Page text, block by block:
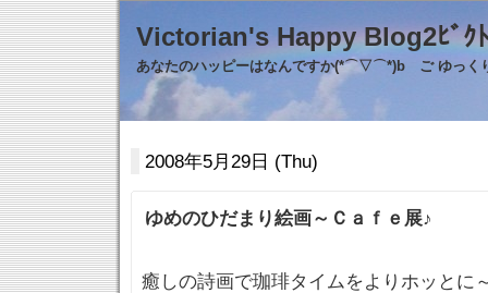
Victorian's Happy
あなたのハッピーはなんですか(*⌒▽⌒*)b ご ゆっく
2008年5月29日 (Thu)
ゆめのひだまり絵画～Ｃａｆｅ展♪
癒しの詩画で珈琲タイムをよりホッとに